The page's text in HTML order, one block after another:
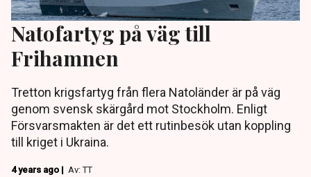
Natofartyg på väg till
Frihamnen
Tretton krigsfartyg från flera Natoländer är på väg
genom svensk skärgård mot Stockholm. Enligt
Försvarsmakten är det ett rutinbesök utan koppling
till kriget i Ukraina.
4 years ago | Av: TT